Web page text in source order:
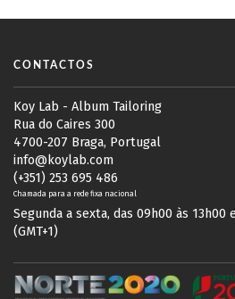
CONTACTOS
Koy Lab - Album Tailoring
Rua do Caires 300
4700-207 Braga, Portugal
info@koylab.com
(+351) 253 695 486
Chamada para a rede fixa nacional
Segunda a sexta, das 09h00 às 13h00
(GMT+1)